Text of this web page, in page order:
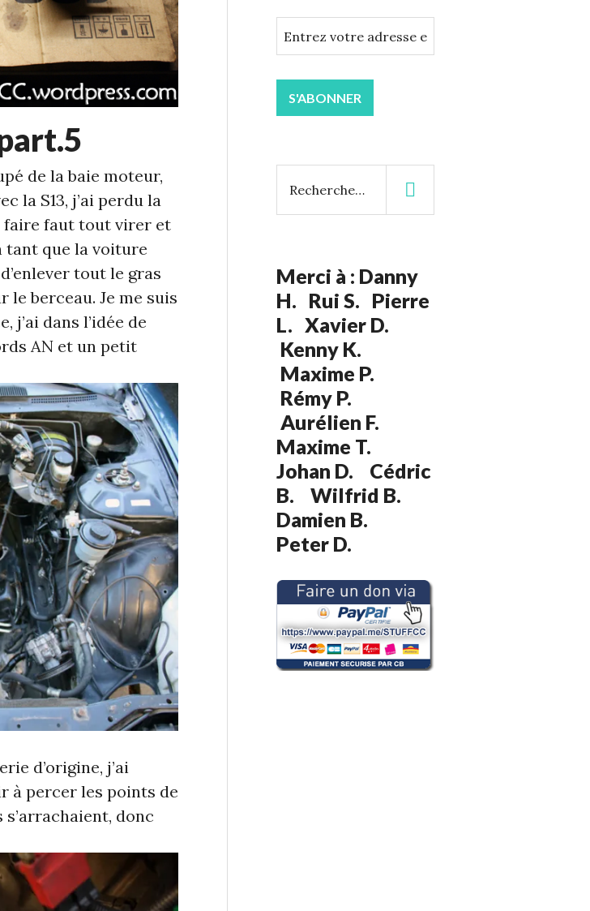
de la baie moteur,
la S13, j’ai perdu la
faire faut tout virer et
tant que la voiture
tout le gras
le berceau. Je me suis
dans l’idée de
AN et un petit
d’origine, j’ai
à percer les points de
donc
e
S'ABONNER
c
r
c
h
e
Merci à : Danny
H. Rui S. Pierre
L. Xavier D.
Kenny K.
Maxime P.
Rémy P.
Aurélien F.
Maxime T.
Johan D. Cédric
B. Wilfrid B.
Damien B.
Peter D.